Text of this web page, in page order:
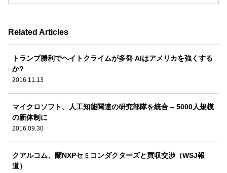
Related Articles
トランプ勝利でヘイトクライムが多発 AIはアメリカを強くする
か?
2016.11.13
マイクロソフト、人工知能関連の研究部隊を統合 – 5000人規模
の新体制に
2016.09.30
クアルコム、蘭NXPセミコンダクターズと買収交渉（WSJ報
道）